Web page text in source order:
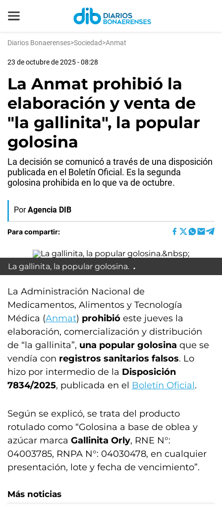
Diarios Bonaerenses>Sociedad>Anmat
23 de octubre de 2025 - 08:28
La Anmat prohibió la
elaboración y venta de
"la gallinita", la popular
golosina
La decisión se comunicó a través de una disposición
publicada en el Boletín Oficial. Es la segunda
golosina prohibida en lo que va de octubre.
Por Agencia DIB
Para compartir:
La gallinita, la popular golosina.
La Administración Nacional de
Medicamentos, Alimentos y Tecnología
Médica (Anmat) prohibió este jueves la
elaboración, comercialización y distribución
de “la gallinita”, una popular golosina que se
vendía con registros sanitarios falsos. Lo
hizo por intermedio de la Disposición
7834/2025, publicada en el Boletín Oficial.
Según se explicó, se trata del producto
rotulado como “Golosina a base de oblea y
azúcar marca Gallinita Orly, RNE N°:
04003785, RNPA N°: 04030478, en cualquier
presentación, lote y fecha de vencimiento”.
Más noticias